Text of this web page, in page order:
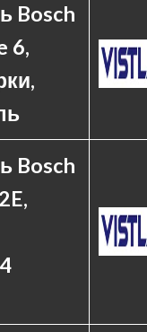
Bosch
6,
Bosch